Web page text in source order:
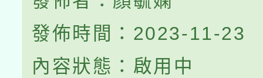
發佈時間：2023-11-23
內容狀態：啟用中